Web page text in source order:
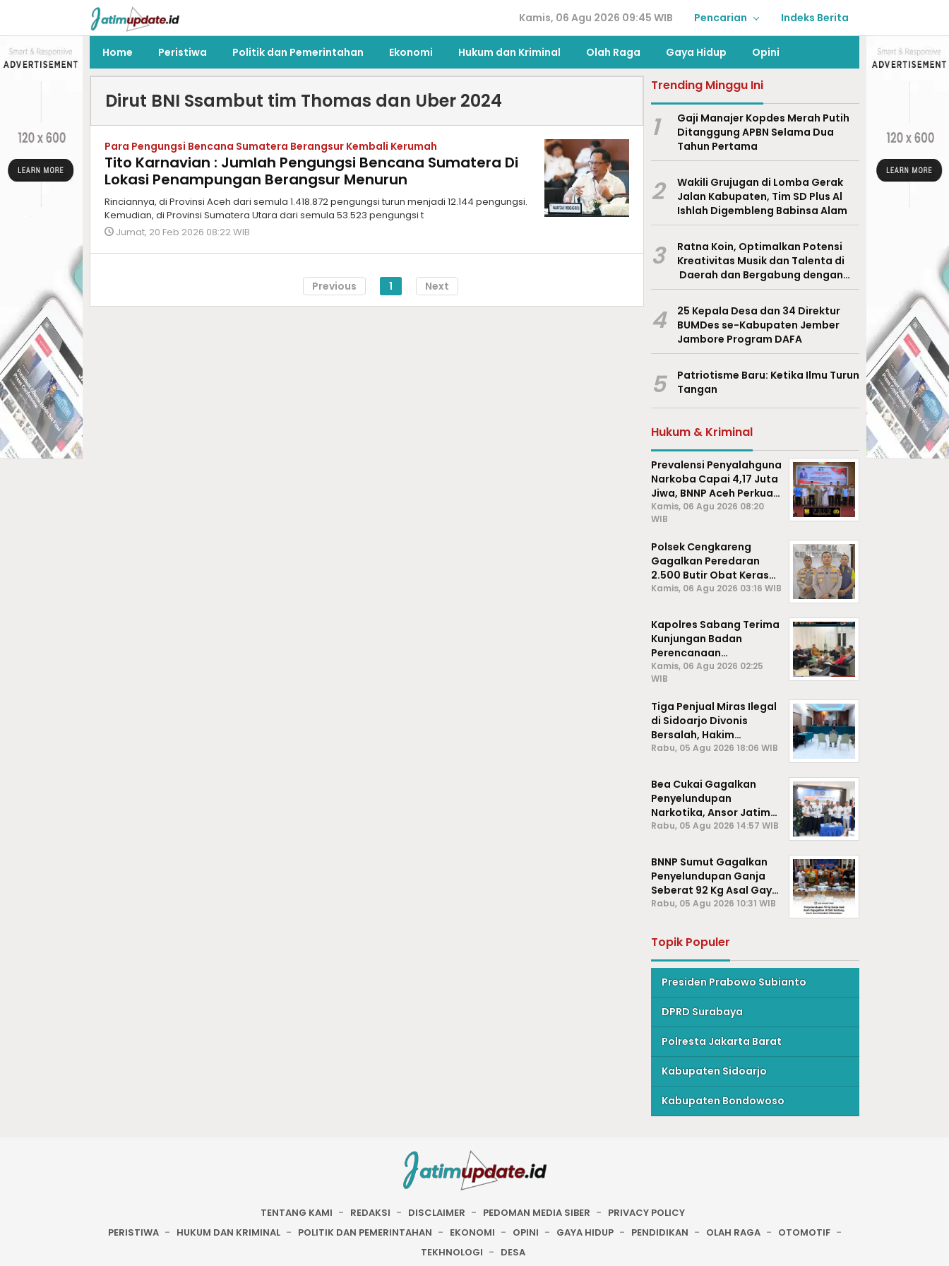
Kamis, 06 Agu 2026 09:45 WIB Pencarian Indeks Berita
Home Peristiwa Politik dan Pemerintahan Ekonomi Hukum dan Kriminal Olah Raga Gaya Hidup Opini
Dirut BNI Ssambut tim Thomas dan Uber 2024
Para Pengungsi Bencana Sumatera Berangsur Kembali Kerumah
Tito Karnavian : Jumlah Pengungsi Bencana Sumatera Di
Lokasi Penampungan Berangsur Menurun
Rinciannya, di Provinsi Aceh dari semula 1.418.872 pengungsi turun menjadi 12.144 pengungsi.
Kemudian, di Provinsi Sumatera Utara dari semula 53.523 pengungsi t
Jumat, 20 Feb 2026 08:22 WIB
Previous 1 Next
Trending Minggu Ini
1
Gaji Manajer Kopdes Merah Putih
Ditanggung APBN Selama Dua
Tahun Pertama
2
Wakili Grujugan di Lomba Gerak
Jalan Kabupaten, Tim SD Plus Al
Ishlah Digembleng Babinsa Alam
3
Ratna Koin, Optimalkan Potensi
Kreativitas Musik dan Talenta di
Daerah dan Bergabung dengan
Ekraf Pasuruan
4
25 Kepala Desa dan 34 Direktur
BUMDes se-Kabupaten Jember
Jambore Program DAFA
5
Patriotisme Baru: Ketika Ilmu Turun
Tangan
Hukum & Kriminal
Prevalensi Penyalahguna
Narkoba Capai 4,17 Juta
Jiwa, BNNP Aceh Perkuat
P4GN di Subulussalam
Kamis, 06 Agu 2026 08:20
WIB
Polsek Cengkareng
Gagalkan Peredaran
2.500 Butir Obat Keras
Daftar G, Satu Pengedar
Kamis, 06 Agu 2026 03:16 WIB
Kapolres Sabang Terima
Kunjungan Badan
Perencanaan
Pembangunan Daerah
(BAPPEDA) Kota Sabang,
Kamis, 06 Agu 2026 02:25
WIB
Tiga Penjual Miras Ilegal
di Sidoarjo Divonis
Bersalah, Hakim
Jatuhkan Denda hingga
Rabu, 05 Agu 2026 18:06 WIB
Bea Cukai Gagalkan
Penyelundupan
Narkotika, Ansor Jatim
Negara Tak Kalah dari
Rabu, 05 Agu 2026 14:57 WIB
BNNP Sumut Gagalkan
Penyelundupan Ganja
Seberat 92 Kg Asal Gayo
Lues, Aceh.
Rabu, 05 Agu 2026 10:31 WIB
Topik Populer
Presiden Prabowo Subianto
DPRD Surabaya
Polresta Jakarta Barat
Kabupaten Sidoarjo
Kabupaten Bondowoso
TENTANG KAMI REDAKSI DISCLAIMER PEDOMAN MEDIA SIBER
PRIVACY POLICY
PERISTIWA
HUKUM DAN KRIMINAL POLITIK DAN PEMERINTAHAN EKONOMI OPINI GAYA HIDUP PENDIDIKAN OLAH RAGA
OTOMOTIF
TEKHNOLOGI
DESA